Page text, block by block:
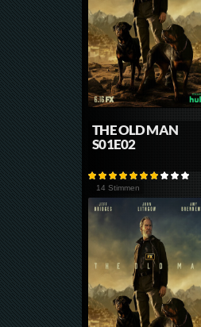
THE OLD MAN
S01E02
14 Stimmen